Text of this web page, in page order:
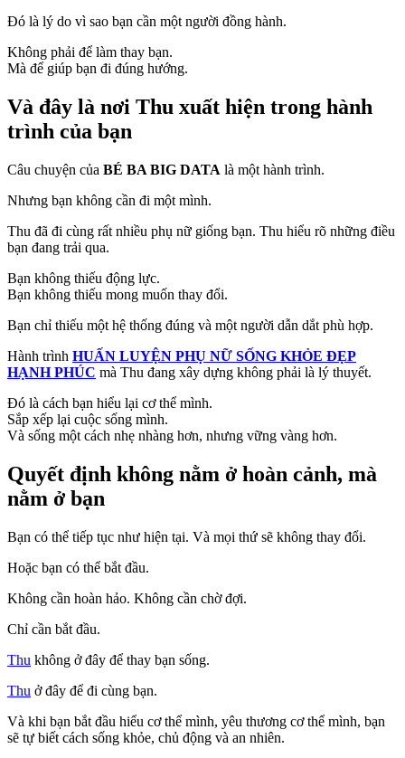
Đó là lý do vì sao bạn cần một người đồng hành.
Không phải để làm thay bạn.
Mà để giúp bạn đi đúng hướng.
Và đây là nơi Thu xuất hiện trong hành
trình của bạn
Câu chuyện của BÉ BA BIG DATA là một hành trình.
Nhưng bạn không cần đi một mình.
Thu đã đi cùng rất nhiều phụ nữ giống bạn. Thu hiểu rõ những điều
bạn đang trải qua.
Bạn không thiếu động lực.
Bạn không thiếu mong muốn thay đổi.
Bạn chỉ thiếu một hệ thống đúng và một người dẫn dắt phù hợp.
Hành trình HUẤN LUYỆN PHỤ NỮ SỐNG KHỎE ĐẸP
HẠNH PHÚC mà Thu đang xây dựng không phải là lý thuyết.
Đó là cách bạn hiểu lại cơ thể mình.
Sắp xếp lại cuộc sống mình.
Và sống một cách nhẹ nhàng hơn, nhưng vững vàng hơn.
Quyết định không nằm ở hoàn cảnh, mà
nằm ở bạn
Bạn có thể tiếp tục như hiện tại. Và mọi thứ sẽ không thay đổi.
Hoặc bạn có thể bắt đầu.
Không cần hoàn hảo. Không cần chờ đợi.
Chỉ cần bắt đầu.
Thu không ở đây để thay bạn sống.
Thu ở đây để đi cùng bạn.
Và khi bạn bắt đầu hiểu cơ thể mình, yêu thương cơ thể mình, bạn
sẽ tự biết cách sống khỏe, chủ động và an nhiên.